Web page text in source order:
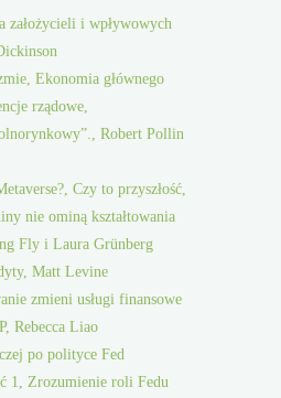
założycieli i wpływowych
Ekonomia głównego
rządowe,
Robert Pollin
Czy to przyszłość,
nie ominą kształtowania
Fly i Laura Grünberg
Matt Levine
zmieni usługi finansowe
Rebecca Liao
po polityce Fed
1, Zrozumienie roli Fedu